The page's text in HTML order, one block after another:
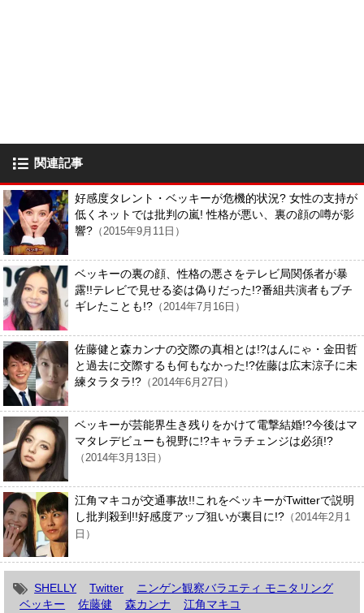
関連記事
好感度タレント・ベッキーが危機的状況? 女性の支持が
低くネットでは批判の嵐! 性格が悪い、裏の顔の噂が影
響? （2015年9月11日）
ベッキーの裏の顔、性格の悪さをテレビ局関係者が暴
露!!テレビで見せる姿は偽りだった!?番組共演者もブチ
ギレたことも!? （2014年7月16日）
佐藤健と森カンナの交際の真相とは!?はんにゃ・金田哲
と過去に交際するも何もなかった!?佐藤は広末涼子に未
練タラタラ!? （2014年6月27日）
ベッキーが芸能界生き残りをかけて電撃結婚!?今後はマ
マタレデビューも視野に!?キャラチェンジは必須!?
（2014年3月13日）
江角マキコが交通事故!!これをベッキーがTwitterで説明
し批判殺到!!好感度アップ狙いが裏目に!? （2014年2月1
日）
SHELLY Twitter
ニンゲン観察バラエティ モニタリング
ベッキー
佐藤健 森カンナ 江角マキコ